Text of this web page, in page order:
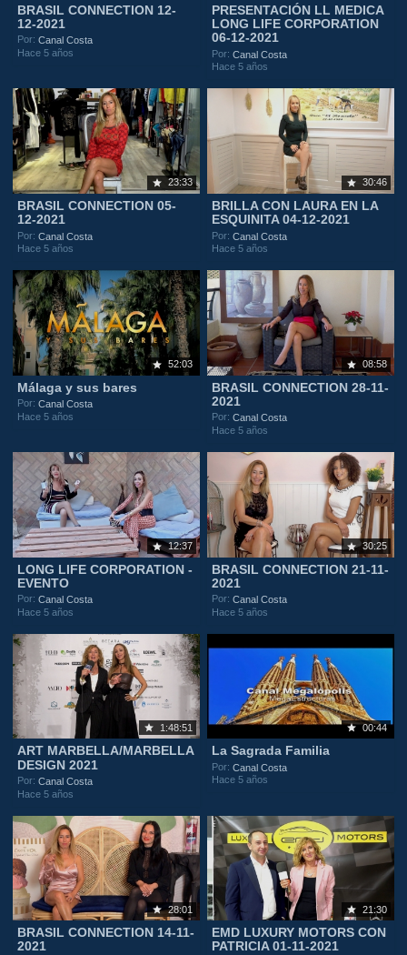
BRASIL CONNECTION 12-
12-2021
Por:Canal Costa
Hace 5 años
PRESENTACIÓN LL MEDICA
LONG LIFE CORPORATION
06-12-2021
Por:Canal Costa
Hace 5 años
23:33
BRASIL CONNECTION 05-
12-2021
Por:Canal Costa
Hace 5 años
30:46
BRILLA CON LAURA EN LA
ESQUINITA 04-12-2021
Por:Canal Costa
Hace 5 años
52:03
Málaga y sus bares
Por:Canal Costa
Hace 5 años
08:58
BRASIL CONNECTION 28-11-
2021
Por:Canal Costa
Hace 5 años
12:37
LONG LIFE CORPORATION -
EVENTO
Por:Canal Costa
Hace 5 años
30:25
BRASIL CONNECTION 21-11-
2021
Por:Canal Costa
Hace 5 años
1:48:51
ART MARBELLA/MARBELLA
DESIGN 2021
Por:Canal Costa
Hace 5 años
00:44
La Sagrada Familia
Por:Canal Costa
Hace 5 años
28:01
BRASIL CONNECTION 14-11-
2021
21:30
EMD LUXURY MOTORS CON
PATRICIA 01-11-2021